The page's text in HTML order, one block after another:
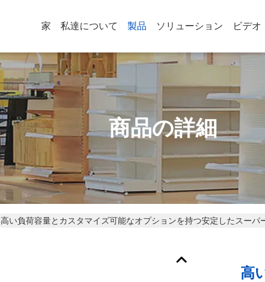
家 私達について 製品 ソリューション ビデオ
商品の詳細
高い負荷容量とカスタマイズ可能なオプションを持つ安定したスーパ
高